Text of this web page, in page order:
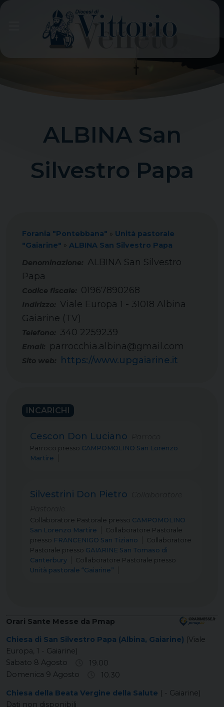
ALBINA San
Silvestro Papa
Forania "Pontebbana" » Unità pastorale
"Gaiarine" » ALBINA San Silvestro Papa
ALBINA San Silvestro
Papa
Codice fiscale: 01967890268
Telefono: 340 2259239
Email: parrocchia.albina@gmail.com
Sito web: https://www.upgaiarine.it
Indirizzo: Viale Europa 1 - 31018 Albina
Gaiarine (TV)
INCARICHI
Cescon Don Luciano
Parroco presso CAMPOMOLINO San Lorenzo
Martire
Silvestrini Don Pietro
Collaboratore Pastorale presso CAMPOMOLINO
San Lorenzo Martire
Collaboratore Pastorale
presso FRANCENIGO San Tiziano
Collaboratore
Pastorale presso GAIARINE San Tomaso di
Canterbury
Collaboratore Pastorale presso
Unità pastorale “Gaiarine”
Orari Sante Messe da Pmap
Chiesa di San Silvestro Papa (Albina, Gaiarine) (Viale
Europa, 1 - Gaiarine)
Sabato 8 Agosto
19.00
Domenica 9 Agosto
10.30
Chiesa della Beata Vergine della Salute ( - Gaiarine)
Dati non disponibili